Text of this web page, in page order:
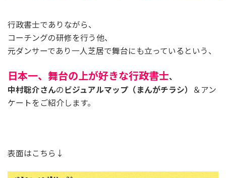
行政書士でありながら、
コーチングの研修を行う他、
元ダンサーであり一人芝居で舞台にも立っているという、
日本一、舞台の上が好きな行政書士、
中村聡介さんのビジュアルマップ（まんがチラシ）
＆アン
ケートをご紹介します。
表面はこちら↓